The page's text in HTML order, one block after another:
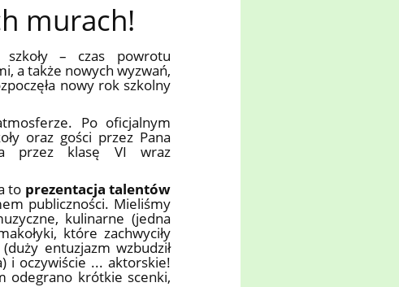
murach!
– czas powrotu
a także nowych wyzwań,
nowy rok szkolny
Po oficjalnym
oraz gości przez Pana
przez klasę VI wraz
to prezentacja talentów
publiczności. Mieliśmy
kulinarne (jedna
które zachwyciły
entuzjazm wzbudził
i oczywiście ... aktorskie!
odegrano krótkie scenki,